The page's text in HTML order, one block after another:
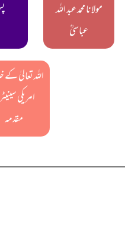
مولانا محمد عبد اللہ
عباسیؒ
اللہ تعالیٰ
امریکی
مقدمہ